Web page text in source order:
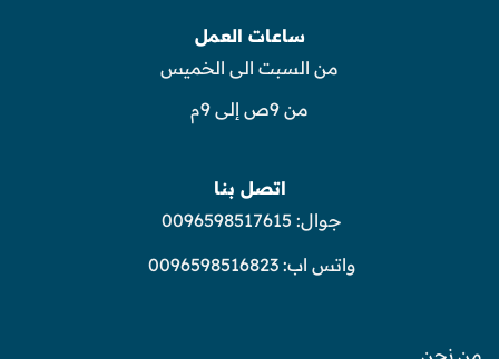
ساعات العمل
من السبت الى الخميس
من 9ص إلى 9م
اتصل بنا
جوال: 0096598517615
واتس اب:0096598516823
من نحن